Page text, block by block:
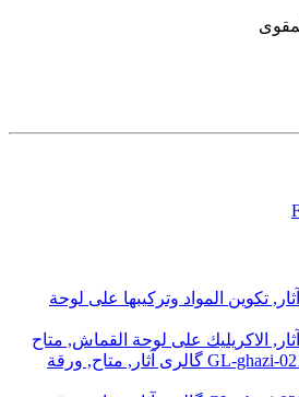
تكوين المواد وتركيبها على لوحة
الاكريليك على لوحة القماش, متاح
GL-ghazi- گالری آثار, متاح, ورقة